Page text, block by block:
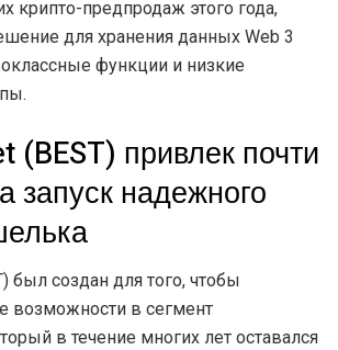
крипто-предпродаж этого года,
для хранения данных Web 3
функции и низкие
(BEST) привлек почти
запуск надежного
был создан для того, чтобы
возможности в сегмент
в течение многих лет оставался